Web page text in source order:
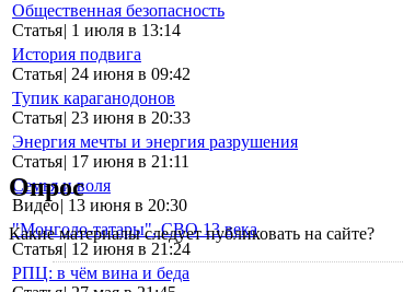
Общественная безопасность
Статья| 1 июля в 13:14
История подвига
Статья| 24 июня в 09:42
Тупик караганодонов
Статья| 23 июня в 20:33
Энергия мечты и энергия разрушения
Статья| 17 июня в 21:11
Семья и воля
Видео| 13 июня в 20:30
"Монголо-татары". СВО 13 века
Статья| 12 июня в 21:24
РПЦ: в чём вина и беда
Опрос
Какие материалы следует публиковать на сайте?